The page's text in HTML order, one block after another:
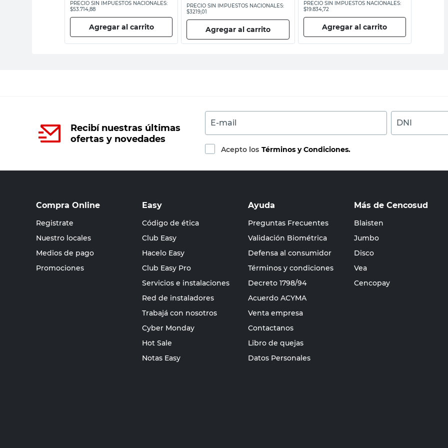
PRECIO SIN IMPUESTOS NACIONALES:
$53.714,88
Agregar al carrito
PRECIO SIN IMPUESTOS NACIONALES:
$3219,01
Agregar al carrito
PRECIO SIN IMPUESTOS NACIONALES:
$19.834,72
Agregar al carrito
Recibí nuestras últimas
ofertas y novedades
E-mail DNI
Acepto los Términos y Condiciones.
Compra Online
Registrate
Nuestro locales
Medios de pago
Promociones
Easy
Código de ética
Club Easy
Hacelo Easy
Club Easy Pro
Servicios e instalaciones
Red de instaladores
Trabajá con nosotros
Cyber Monday
Hot Sale
Notas Easy
Ayuda
Preguntas Frecuentes
Validación Biométrica
Defensa al consumidor
Términos y condiciones
Decreto 1798/94
Acuerdo ACYMA
Venta empresa
Contactanos
Libro de quejas
Datos Personales
Más de Cencosud
Blaisten
Jumbo
Disco
Vea
Cencopay